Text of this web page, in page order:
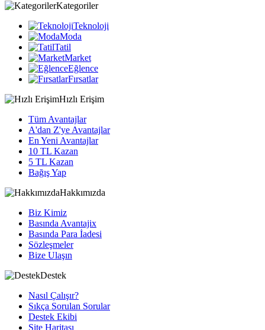
Kategoriler
Teknoloji
Moda
Tatil
Market
Eğlence
Fırsatlar
Hızlı Erişim
Tüm Avantajlar
A'dan Z'ye Avantajlar
En Yeni Avantajlar
10 TL Kazan
5 TL Kazan
Bağış Yap
Hakkımızda
Biz Kimiz
Basında Avantajix
Basında Para İadesi
Sözleşmeler
Bize Ulaşın
Destek
Nasıl Çalışır?
Sıkça Sorulan Sorular
Destek Ekibi
Site Haritası